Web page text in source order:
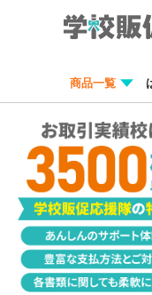
商品一覧